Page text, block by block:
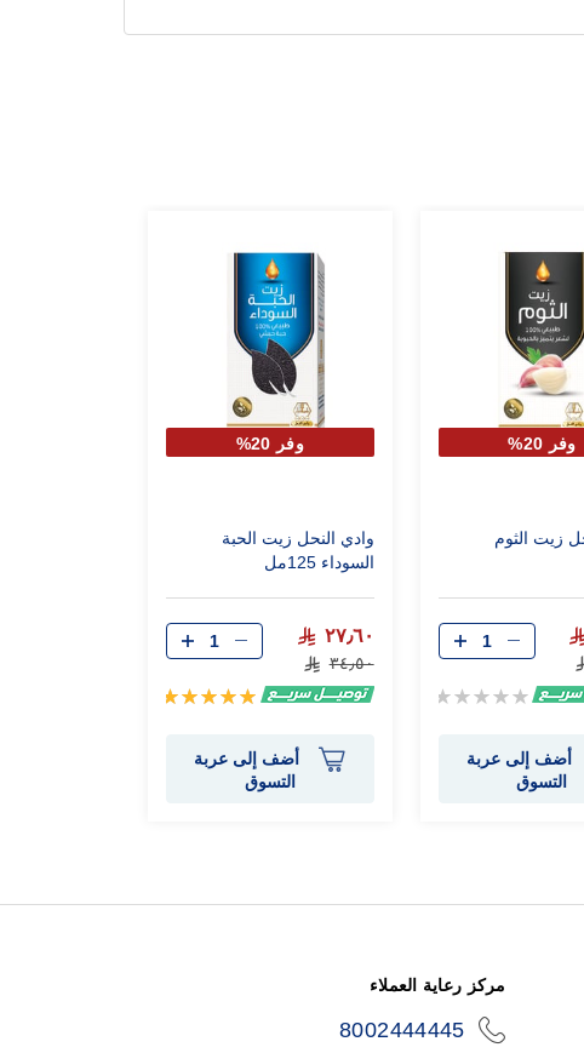
وفر 20%
زيت الثوم
Rating:
أضف إلى عربة
التسوق
وفر 20%
وادي النحل زيت الحبة
السوداء 125مل
٢٧٫٦٠
٣٤٫٥٠
تقييم:
أضف إلى عربة
التسوق
مركز رعاية العملاء
8002444445